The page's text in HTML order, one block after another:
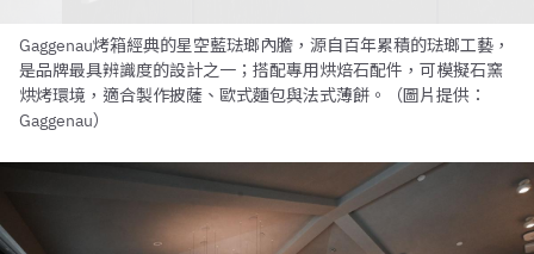
Gaggenau烤箱經典的星空藍琺瑯內膽，源自百年累積的琺瑯工藝，
是品牌最具辨識度的設計之一；搭配專用烘焙石配件，可模擬石窯
烘烤環境，適合製作披薩、歐式麵包與法式薄餅。（圖片提供：
Gaggenau）